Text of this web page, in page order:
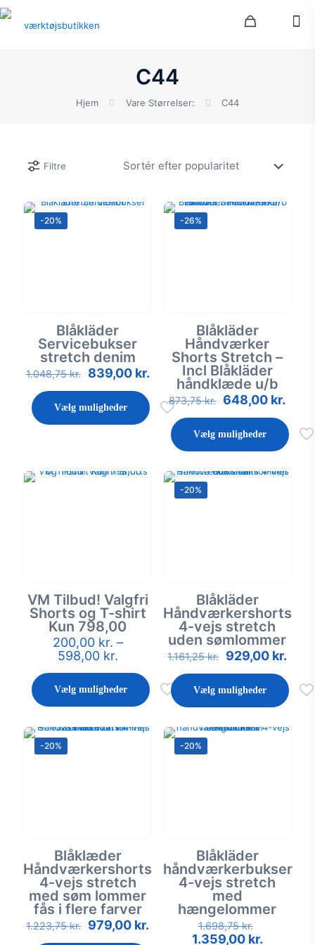
C44
Hjem Vare Størrelser: C44
Filtre
-20%
Blåkläder
Servicebukser
stretch denim
Dette
flere
varianter.
1.048,75kr.
Den
var:
1.048,75 kr..
839,00 kr.Den
aktuelle
pris
er:
839,00 kr..
Vælg muligheder
-26%
Blåkläder
Håndværker
Shorts Stretch –
Incl Blåkläder
håndklæde u/b
Dette
flere
varianter.
kan
873,75kr. Den
var:
873,75 kr..
648,00 kr.
pris
er:
Vælg muligheder
VM Tilbud! Valgfri
Shorts og T-shirt
Kun 798,00
Dette
vare
varianter.
Mulighederne
vælges
200,00 kr. –
598,00 kr. Prisinterval:
598,00 kr.
Vælg muligheder
-20%
Blåkläder
Håndværkershorts
4-vejs stretch
uden sømlommer
Dette
flere
varianter.
kan
1.161,25kr.
Den
var:
1.161,25 kr..
929,00 kr.
pris
er:
Vælg muligheder
-20%
Blåklæder
Håndværkershorts
4-vejs stretch
med søm lommer
fås i flere farver
Dette
1.223,75kr.
Den
979,00 kr.
aktuelle
-20%
Blåkläder
håndværkerbukser
4-vejs stretch
med
hængelommer
Dette
vare
1.698,75kr.
1.359,00 kr.Den